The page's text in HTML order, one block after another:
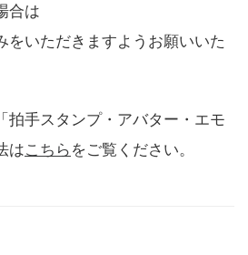
合は
をいただきますようお願いいた
拍手スタンプ・アバター・エモ
はこちら をご覧ください。